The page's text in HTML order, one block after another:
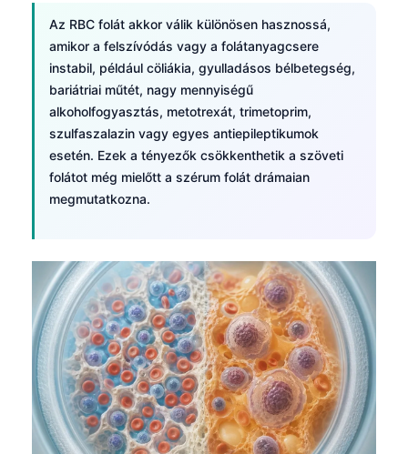
Az RBC folát akkor válik különösen hasznossá,
amikor a felszívódás vagy a folátanyagcsere
instabil, például cöliákia, gyulladásos bélbetegség,
bariátriai műtét, nagy mennyiségű
alkoholfogyasztás, metotrexát, trimetoprim,
szulfaszalazin vagy egyes antiepileptikumok
esetén. Ezek a tényezők csökkenthetik a szöveti
folátot még mielőtt a szérum folát drámaian
megmutatkozna.
हिन्दी
Bahasa Indonesia
Հայերեն
Íslenska
Српски језик
Svenska
Eesti
日本語
Čeština
ქართული
Русский
Lietuvių kalba